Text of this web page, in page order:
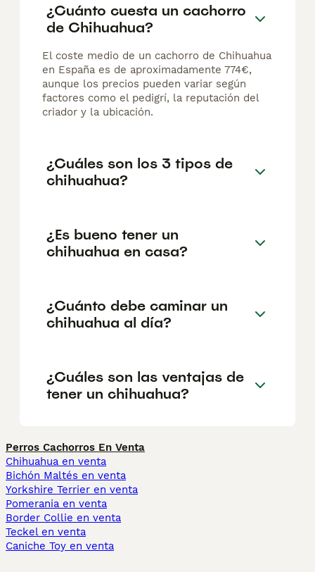
¿Cuánto cuesta un cachorro
de Chihuahua?
El coste medio de un cachorro de Chihuahua
en España es de aproximadamente 774€,
aunque los precios pueden variar según
factores como el pedigrí, la reputación del
criador y la ubicación.
¿Cuáles son los 3 tipos de
chihuahua?
¿Es bueno tener un
chihuahua en casa?
¿Cuánto debe caminar un
chihuahua al día?
¿Cuáles son las ventajas de
tener un chihuahua?
Perros Cachorros En Venta
Chihuahua en venta
Bichón Maltés en venta
Yorkshire Terrier en venta
Pomerania en venta
Border Collie en venta
Teckel en venta
Caniche Toy en venta